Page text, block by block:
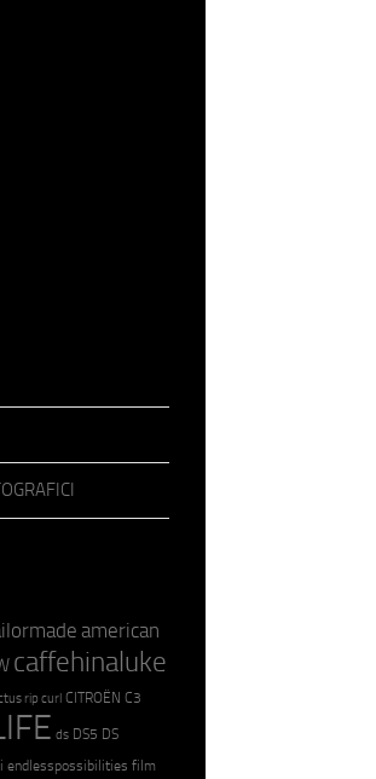
american
caffehinaluke
rip curl CITROËN C3
ds DS5 DS
endlesspossibilities film